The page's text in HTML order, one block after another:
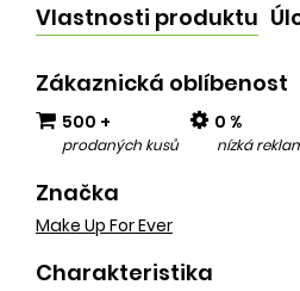
Vlastnosti produktu
Zákaznická oblíbenost
500 +
prodaných kusů
0 %
nízká
Značka
Make Up For Ever
Charakteristika